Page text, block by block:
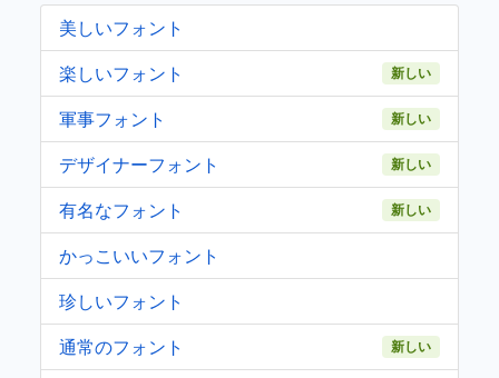
美しいフォント
楽しいフォント
新しい
軍事フォント 新しい
デザイナーフォント 新しい
有名なフォント 新しい
かっこいいフォント
珍しいフォント
通常のフォント
新しい